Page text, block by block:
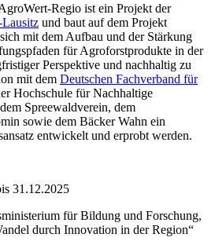
Regio ist ein Projekt der
und baut auf dem Projekt
mit dem Aufbau und der Stärkung
für Agroforstprodukte in der
Perspektive und nachhaltig zu
mit dem Deutschen Fachverband für
Hochschule für Nachhaltige
Spreewaldverein, dem
sowie dem Bäcker Wahn ein
entwickelt und erprobt werden.
31.12.2025
für Bildung und Forschung,
durch Innovation in der Region“